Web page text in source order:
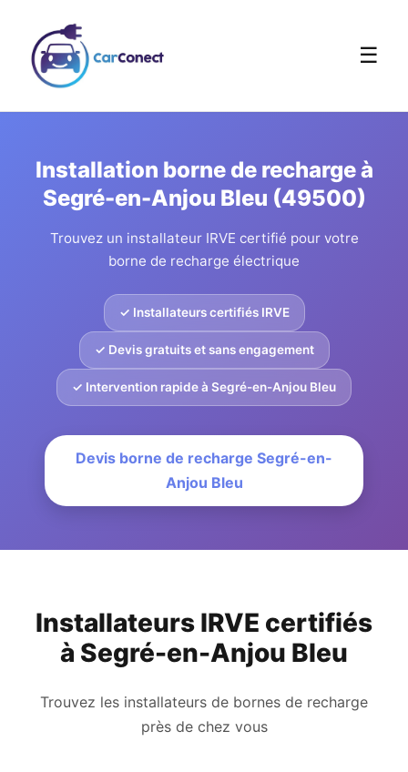
☰
Installation borne de recharge à
Segré-en-Anjou Bleu (49500)
Trouvez un installateur IRVE certifié pour votre
borne de recharge électrique
✓ Installateurs certifiés IRVE
✓ Devis gratuits et sans engagement
✓ Intervention rapide à Segré-en-Anjou Bleu
Devis borne de recharge Segré-en-
Anjou Bleu
Installateurs IRVE certifiés
à Segré-en-Anjou Bleu
Trouvez les installateurs de bornes de recharge
près de chez vous